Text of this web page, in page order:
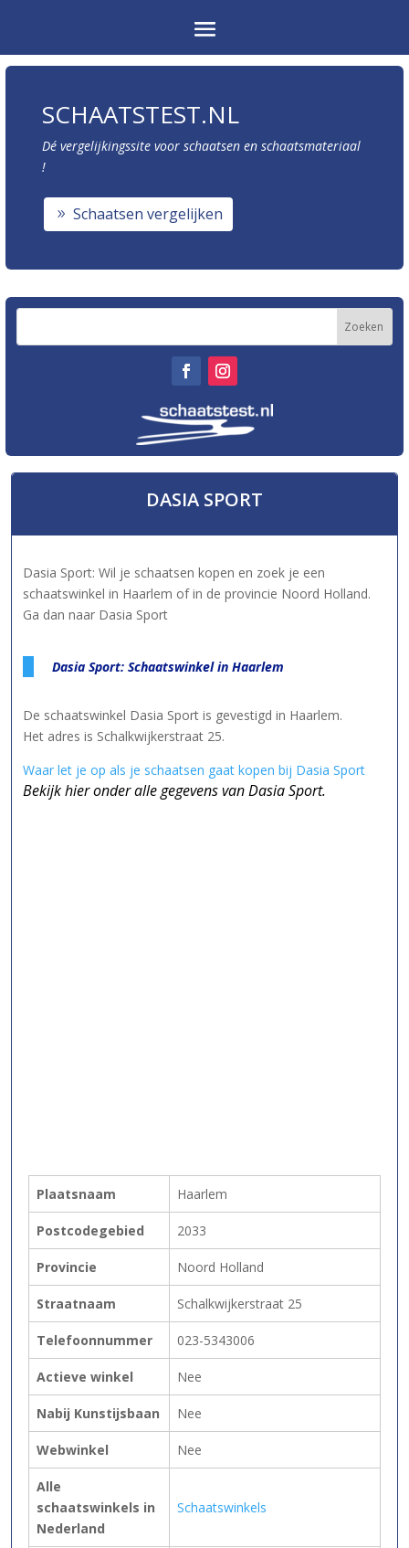
SCHAATSTEST.NL
Dé vergelijkingssite voor schaatsen en schaatsmateriaal
!
Schaatsen vergelijken
DASIA SPORT
Dasia Sport: Wil je schaatsen kopen en zoek je een
schaatswinkel in Haarlem of in de provincie Noord Holland.
Ga dan naar Dasia Sport
Dasia Sport: Schaatswinkel in Haarlem
De schaatswinkel Dasia Sport is gevestigd in Haarlem.
Het adres is Schalkwijkerstraat 25.
Waar let je op als je schaatsen gaat kopen bij Dasia Sport
Bekijk hier onder alle gegevens van Dasia Sport.
Plaatsnaam Haarlem
Postcodegebied 2033
Provincie Noord Holland
Straatnaam Schalkwijkerstraat 25
Telefoonnummer 023-5343006
Actieve winkel Nee
Nabij Kunstijsbaan Nee
Webwinkel Nee
Alle
schaatswinkels in
Nederland
Schaatswinkels